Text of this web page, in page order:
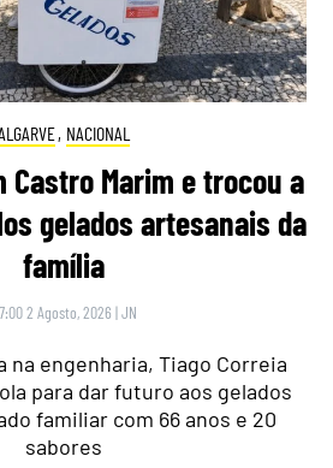
, NACIONAL
Castro Marim e trocou a
gelados artesanais da
família
2 Agosto, 2026 |JN
na engenharia, Tiago Correia
para dar futuro aos gelados
familiar com 66 anos e 20
sabores